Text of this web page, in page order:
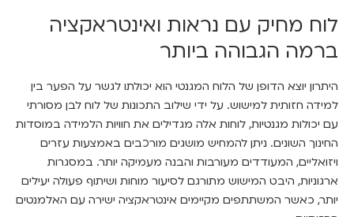
לוח מחיק עם נראות ואינטראקציה
ברמה הגבוהה ביותר
היתרון יוצא הדופן של הלוח המגנטי הוא יכולתו לגשר על הפער בין
למידה חזותית למישוש. על ידי שילוב התכונות של לוח לבן מסורתי
עם יכולות מגנטיות, לוחות אלה מגדילים את חוויות הלמידה במוסדות
החינוך השונים. ניתן להמחיש מושגים מורכבים באמצעות עזרים
ויזואליים, המעודדים מעורבות והבנה מעמיקה יותר. במסגרות
ארגוניות, היבט המישוש מתורגם לסיעור מוחות ושיתוף פעולה יעילים
יותר, כאשר המשתתפים מקיימים אינטראקציה ישירה עם האלמנטים